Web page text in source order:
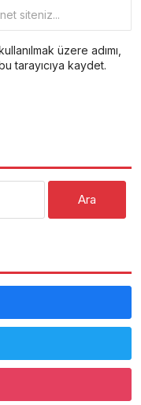
üzere adımı,
tarayıcıya kaydet.